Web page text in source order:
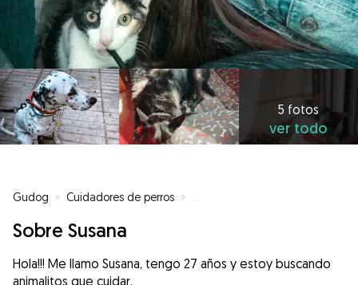
5 fotos
ver todo
Gudog » Cuidadores de perros »
Sobre Susana
Hola!!! Me llamo Susana, tengo 27 años y estoy buscando
animalitos que cuidar.